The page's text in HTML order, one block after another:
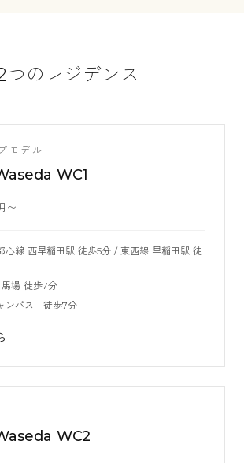
つのレジデンス
モデル
WC1
〜
心線 西早稲田駅 徒歩5分 / 東西線 早稲田駅 徒
場 徒歩7分
ンパス 徒歩7分
WC2